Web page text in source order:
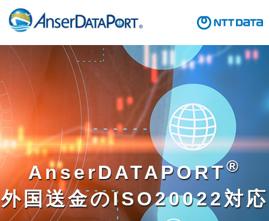
AnserDATAPORT®
外国送金のISO20022対応